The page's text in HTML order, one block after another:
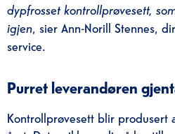
dypfrosset kontrollprøvesett,
igjen , sier Ann-Norill Stennes,
service.
Purret leverandøren
Kontrollprøvesett blir produsert